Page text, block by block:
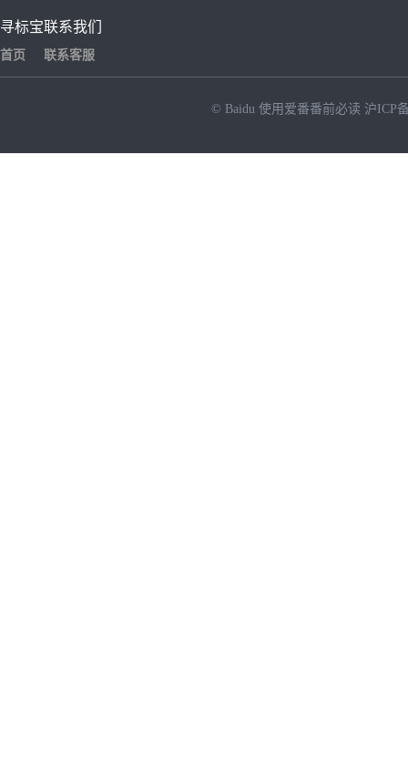
寻标宝
首页
联系我们
联系客服
© Baidu 使用爱番番前必读 沪ICP